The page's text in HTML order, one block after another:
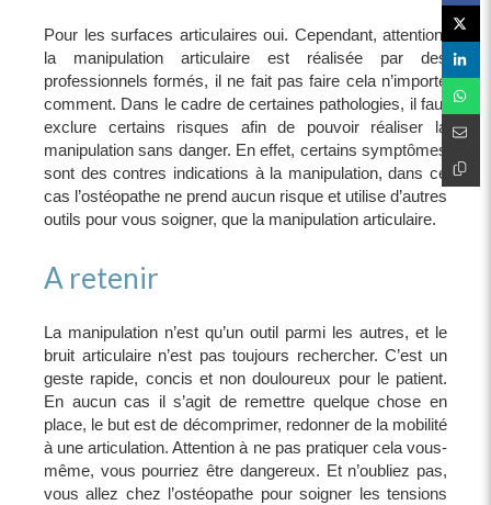
Pour les surfaces articulaires oui. Cependant, attention,
la manipulation articulaire est réalisée par des
professionnels formés, il ne fait pas faire cela n’importe
comment. Dans le cadre de certaines pathologies, il faut
exclure certains risques afin de pouvoir réaliser la
manipulation sans danger. En effet, certains symptômes
sont des contres indications à la manipulation, dans ce
cas l’ostéopathe ne prend aucun risque et utilise d’autres
outils pour vous soigner, que la manipulation articulaire.
A retenir
La manipulation n’est qu’un outil parmi les autres, et le
bruit articulaire n’est pas toujours rechercher. C’est un
geste rapide, concis et non douloureux pour le patient.
En aucun cas il s’agit de remettre quelque chose en
place, le but est de décomprimer, redonner de la mobilité
à une articulation. Attention à ne pas pratiquer cela vous-
même, vous pourriez être dangereux. Et n’oubliez pas,
vous allez chez l’ostéopathe pour soigner les tensions